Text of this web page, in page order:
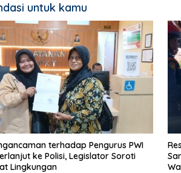
untuk kamu
terhadap Pengurus PWI
ke Polisi, Legislator Soroti
Lingkungan